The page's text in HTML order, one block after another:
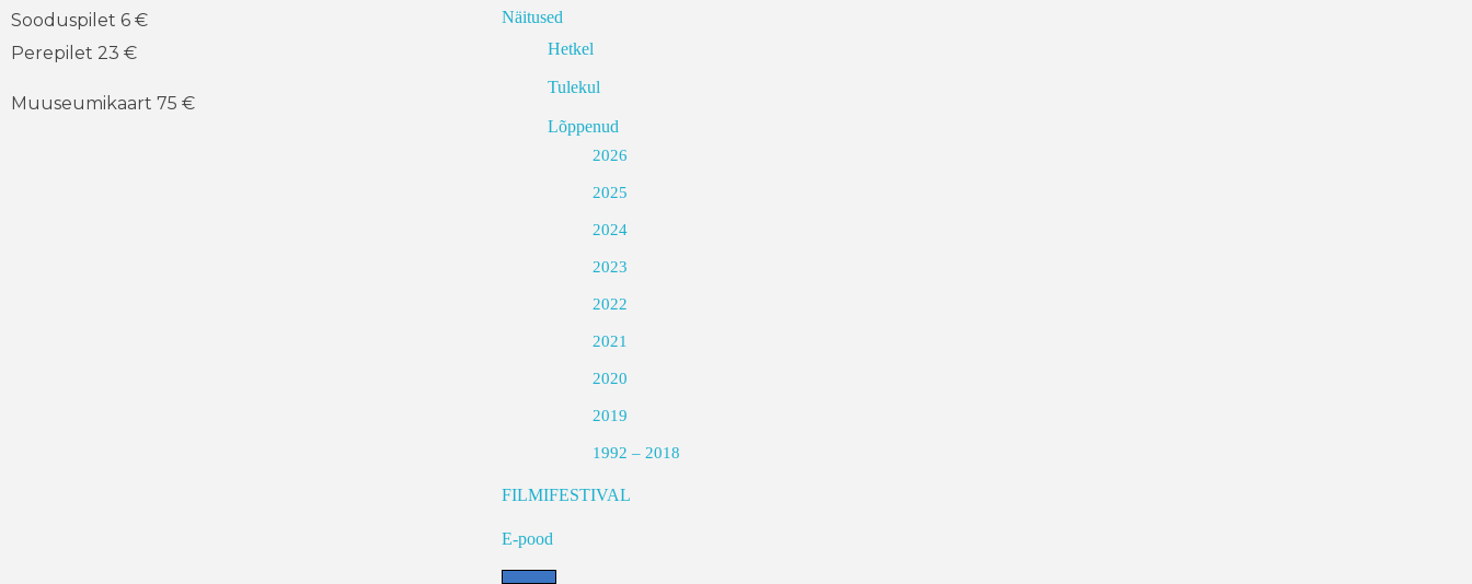
Sooduspilet 6 €
Perepilet 23 €
Muuseumikaart 75 €
Näitused
Hetkel
Tulekul
Lõppenud
2026
2025
2024
2023
2022
2021
2020
2019
1992 – 2018
FILMIFESTIVAL
E-pood